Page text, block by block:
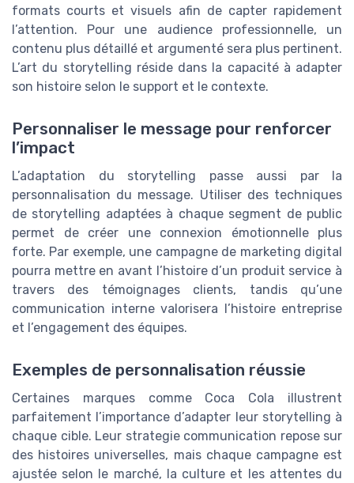
formats courts et visuels afin de capter rapidement
l’attention. Pour une audience professionnelle, un
contenu plus détaillé et argumenté sera plus pertinent.
L’art du storytelling réside dans la capacité à adapter
son histoire selon le support et le contexte.
Personnaliser le message pour renforcer
l’impact
L’adaptation du storytelling passe aussi par la
personnalisation du message. Utiliser des techniques
de storytelling adaptées à chaque segment de public
permet de créer une connexion émotionnelle plus
forte. Par exemple, une campagne de marketing digital
pourra mettre en avant l’histoire d’un produit service à
travers des témoignages clients, tandis qu’une
communication interne valorisera l’histoire entreprise
et l’engagement des équipes.
Exemples de personnalisation réussie
Certaines marques comme Coca Cola illustrent
parfaitement l’importance d’adapter leur storytelling à
chaque cible. Leur strategie communication repose sur
des histoires universelles, mais chaque campagne est
ajustée selon le marché, la culture et les attentes du